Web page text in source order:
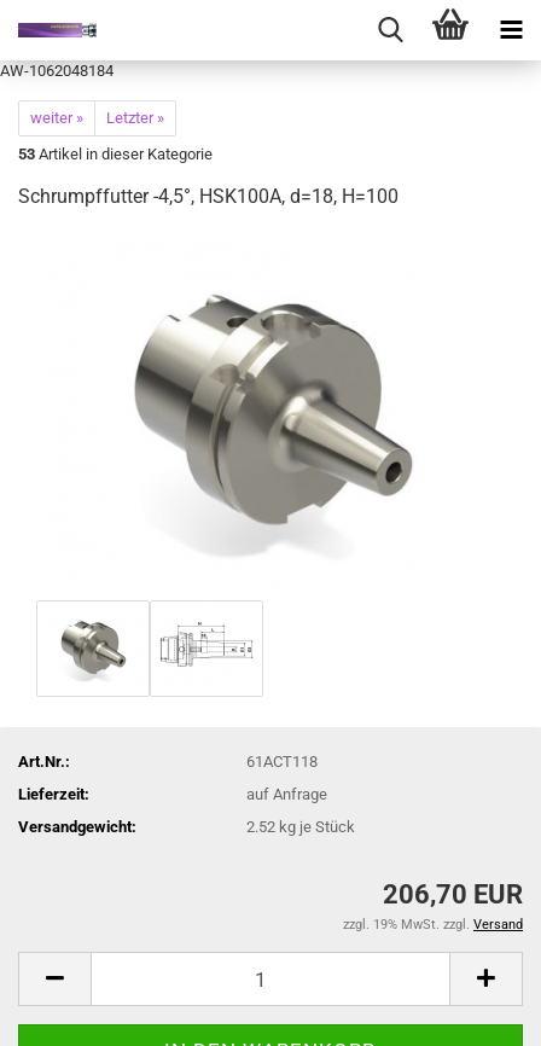
AW-1062048184
weiter »
Letzter »
53 Artikel in dieser Kategorie
Schrumpffutter -4,5°, HSK100A, d=18, H=100
Art.Nr.:
61ACT118
Lieferzeit:
auf Anfrage
Versandgewicht:
2.52 kg je Stück
206,70 EUR
zzgl. 19% MwSt. zzgl. Versand